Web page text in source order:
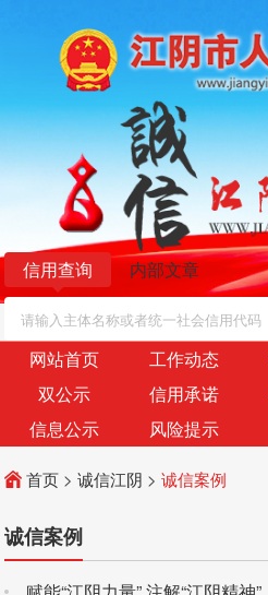
信用查询 内部文章
网站首页 工作动态
双公示
信用承诺
信息公示
风险提示
首页 >诚信江阴 >诚信案例
诚信案例